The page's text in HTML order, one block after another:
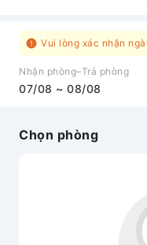
Vui lòng xác nhận
Nhận phòng–Trả phòng
07/08 ~ 08/08
Chọn phòng